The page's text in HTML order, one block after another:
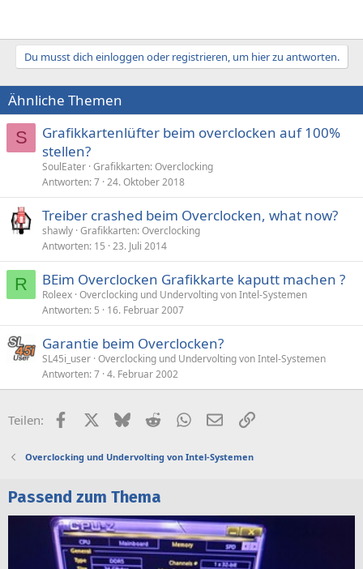
Du musst dich einloggen oder registrieren, um hier zu antworten.
Ähnliche Themen
S
Grafikkartenlüfter beim overclocken auf 100%
stellen?
SoulEater Grafikkarten: Overclocking
Antworten 7 24. Oktober 2018
Treiber crashed beim Overclocken, what now?
shawly Grafikkarten: Overclocking
Antworten 15 23. Juli 2014
R BEim Overclocken Grafikkarte kaputt machen ?
Roleex Overclocking und Undervolting von Intel-Systemen
Antworten 5 16. Februar 2007
Garantie beim Overclocken?
SL45i_user Overclocking und Undervolting von Intel-Systemen
Antworten 7 4. Februar 2002
Teilen: FacebookX (Twitter)
BlueskyRedditWhatsApp
E-MailLink
Overclocking und Undervolting von Intel-Systemen
Passend zum Thema